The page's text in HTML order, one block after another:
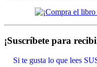
¡Suscríbete para
Si te gusta lo que lees